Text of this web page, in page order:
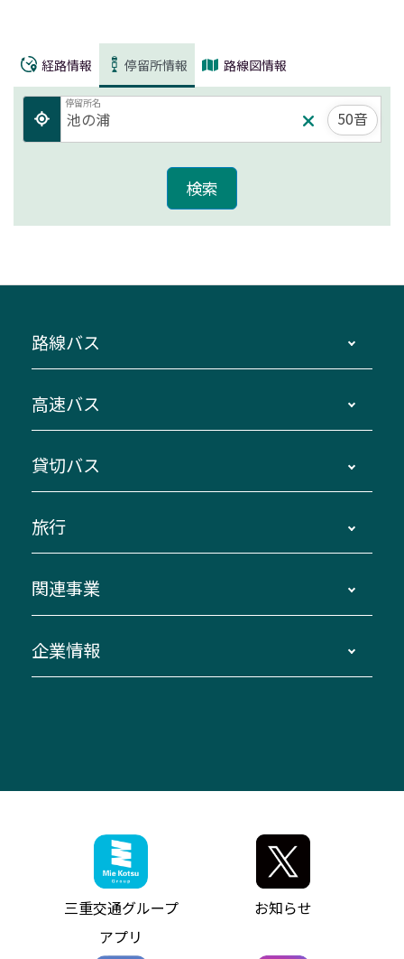
経路情報 停留所情報 路線図情報
停留所名
50音
路線バス
主要停留所案内図・時刻表
路線バスのご利用方法
三重交通接近情報バスロケーションシステム
迂回・休止について
臨時バスについて
伊勢二見鳥羽周遊バスCANばす
「みえブルーライン」（三重大学病院直通バ
神都ライナー
ミジュマルのラッピングバス（鈴鹿管内）
参宮バス
神都バス
パールシャトル
高速バス
南紀・VISON～横浜・東京・埼玉
伊賀～名古屋
南紀～VISON～名古屋
湯の山温泉～名古屋
桑名・長島温泉・金城ふ頭駅～中部国際空港
（休止中）
お客様駐車場のご案内
アイコンの説明
インターネット予約
よくあるご質問
お問い合わせ
貸切バス
貸切バスのご利用について
お問い合わせ
旅行
貸切バス団体旅行
美し国周遊ばす
関連事業
自家用自動車車両運行管理
ザ・バスコレクション三重交通バスセット
三重交通公式グッズ
企業情報
ファンコーナー
お問い合わせ
お知らせ・最新情報一覧
ニュースリリース
三重交通グループ
アプリ
お知らせ